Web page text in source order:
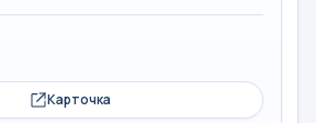
Карточка